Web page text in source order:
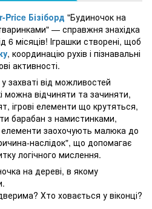
Price Бізіборд "Будиночок на
— справжня знахідка
6 місяців! Іграшки створені, щоб
, координацію рухів і пізнавальні
активності.
захваті від можливостей
можна відчиняти та зачиняти,
ігрові елементи що крутяться,
барабан з намистинками,
заохочують малюка до
наслідок", що допомагає
логічного мислення.
на дереві, в якому
Хто ховається у віконці?